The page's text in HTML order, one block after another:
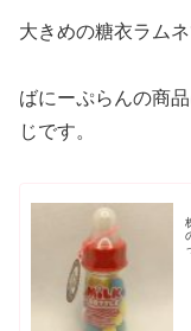
大きめの糖衣ラムネ
ばにーぷらんの商
じです。